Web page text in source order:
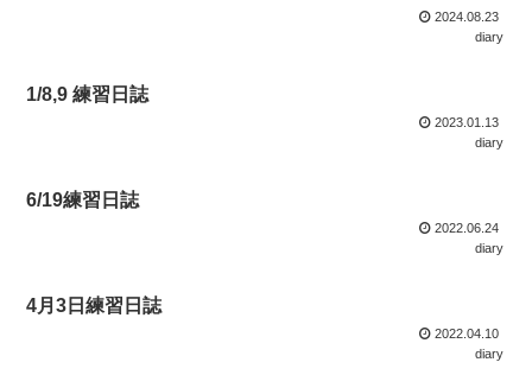
2024.08.23
diary
1/8,9 練習日誌
2023.01.13
diary
6/19練習日誌
2022.06.24
diary
4月3日練習日誌
2022.04.10
diary